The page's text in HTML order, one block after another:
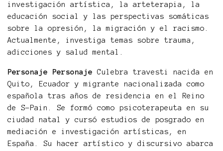
investigación artística, la arteterapia, la
educación social y las perspectivas somáticas
sobre la opresión, la migración y el racismo.
Actualmente, investiga temas sobre trauma,
adicciones y salud mental.
Personaje PersonajeCulebra travesti nacida en
Quito, Ecuador y migrante nacionalizada como
española tras años de residencia en el Reino
de S-Pain. Se formó como psicoterapeuta en su
ciudad natal y cursó estudios de posgrado en
mediación e investigación artísticas, en
España. Su hacer artístico y discursivo abarca